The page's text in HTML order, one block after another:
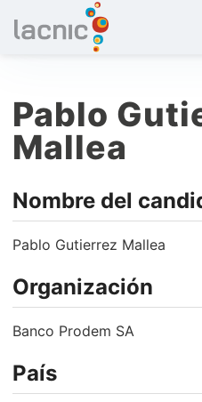
Pablo
Mallea
Nombre del
Pablo Gutierrez Mallea
Organización
Banco Prodem SA
País